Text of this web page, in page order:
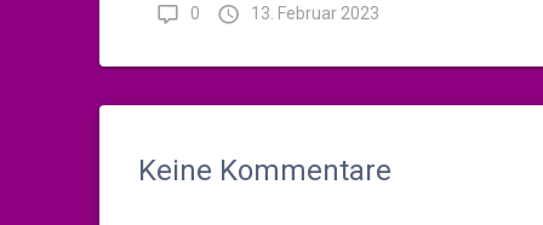
0 13. Februar 2023
Keine Kommentare